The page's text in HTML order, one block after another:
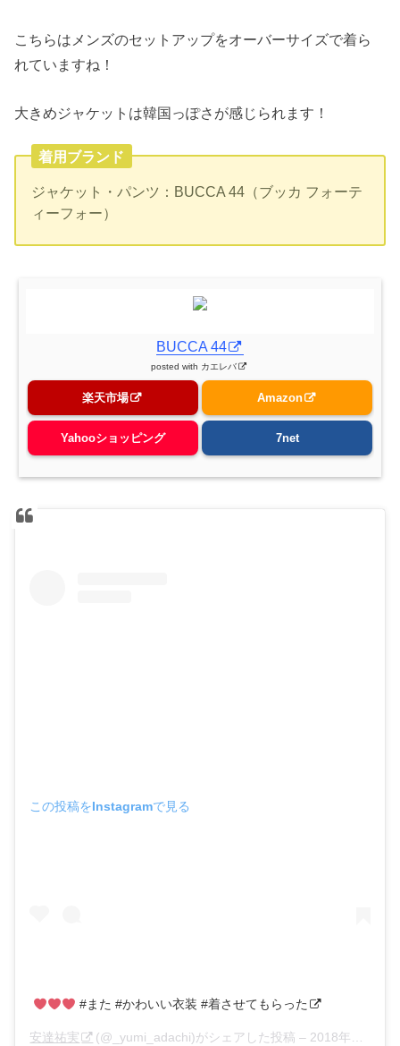
こちらはメンズのセットアップをオーバーサイズで着ら
れていますね！
大きめジャケットは韓国っぽさが感じられます！
着用ブランド
ジャケット・パンツ：BUCCA 44（ブッカ フォーテ
ィーフォー）
BUCCA 44
posted with カエレバ
楽天市場 Amazon
Yahooショッピング 7net
この投稿をInstagramで見る
#また #かわいい衣装 #着させてもらった
安達祐実 (@_yumi_adachi)がシェアした投稿 – 2018年12月月15日午後10時01分PST